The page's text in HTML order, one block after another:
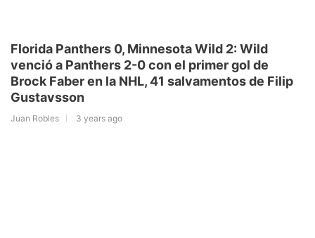
Florida Panthers 0, Minnesota Wild 2: Wild
venció a Panthers 2-0 con el primer gol de
Brock Faber en la NHL, 41 salvamentos de Filip
Gustavsson
Juan Robles 3 years ago